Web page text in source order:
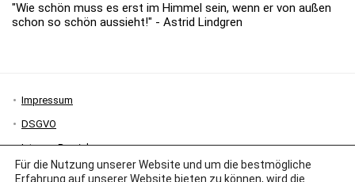
"Wie schön muss es erst im Himmel sein, wenn er von außen
schon so schön aussieht!" - Astrid Lindgren
Impressum
DSGVO
Interner Bereich
Für die Nutzung unserer Website und um die bestmögliche
Erfahrung auf unserer Website bieten zu können, wird die